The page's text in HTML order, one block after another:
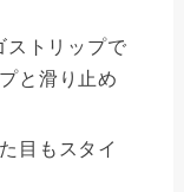
ストリップで
と滑り止め
目もスタイ